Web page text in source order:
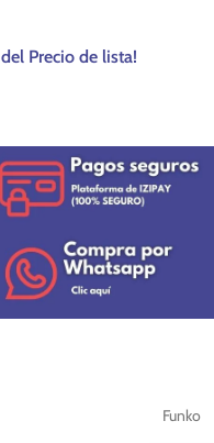
del Precio de lista!
Funko